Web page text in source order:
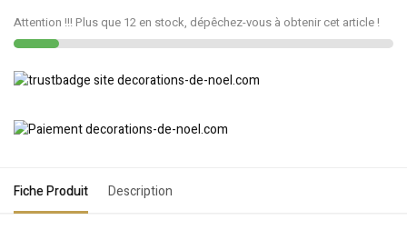
Attention !!! Plus que 12 en stock, dépêchez-vous à obtenir cet article !
Fiche Produit Description